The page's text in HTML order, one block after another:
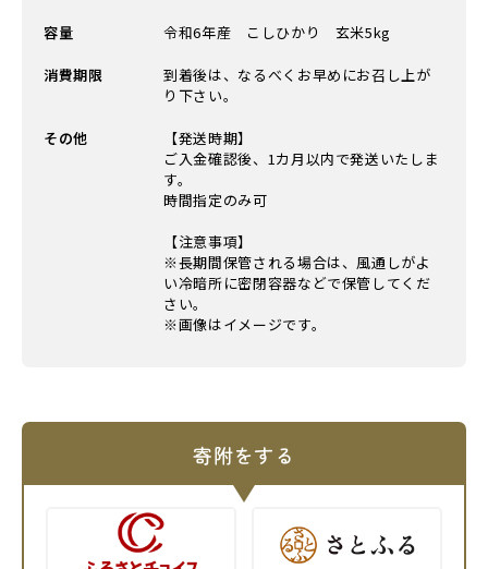
容量 令和6年産 こしひかり 玄米5kg
消費期限
到着後は、なるべくお早めにお召し上が
り下さい。
その他
【発送時期】
ご入金確認後、1カ月以内で発送いたしま
す。
時間指定のみ可
【注意事項】
※長期間保管される場合は、風通しがよ
い冷暗所に密閉容器などで保管してくだ
さい。
※画像はイメージです。
寄附をする